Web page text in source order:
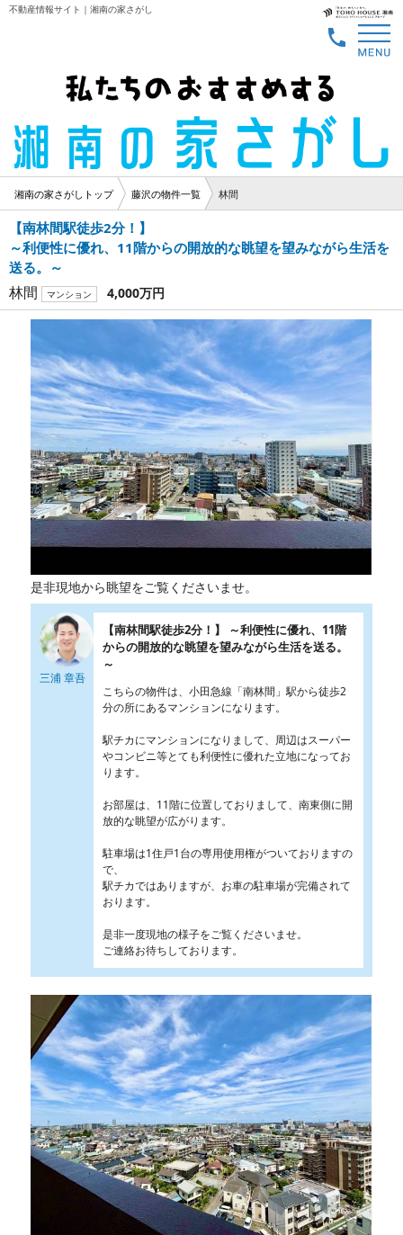
不動産情報サイト｜湘南の家さがし
湘南の家さがしトップ 藤沢の物件一覧 林間
【南林間駅徒歩2分！】
～利便性に優れ、11階からの開放的な眺望を望みながら生活を
送る。～
林間 マンション 4,000万円
是非現地から眺望をご覧くださいませ。
三浦 章吾
【南林間駅徒歩2分！】 ～利便性に優れ、11階
からの開放的な眺望を望みながら生活を送る。
～
こちらの物件は、小田急線「南林間」駅から徒歩2
分の所にあるマンションになります。
駅チカにマンションになりまして、周辺はスーパー
やコンビニ等とても利便性に優れた立地になってお
ります。
お部屋は、11階に位置しておりまして、南東側に開
放的な眺望が広がります。
駐車場は1住戸1台の専用使用権がついておりますの
で、
駅チカではありますが、お車の駐車場が完備されて
おります。
是非一度現地の様子をご覧くださいませ。
ご連絡お待ちしております。